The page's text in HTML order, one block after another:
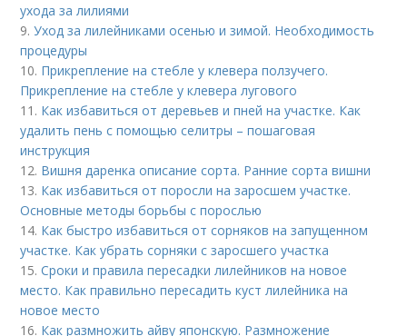
ухода за лилиями
9.Уход за лилейниками осенью и зимой. Необходимость
процедуры
10. Прикрепление на стебле у клевера ползучего.
Прикрепление на стебле у клевера лугового
11. Как избавиться от деревьев и пней на участке. Как
удалить пень с помощью селитры – пошаговая
инструкция
12. Вишня даренка описание сорта. Ранние сорта вишни
13. Как избавиться от поросли на заросшем участке.
Основные методы борьбы с порослью
14. Как быстро избавиться от сорняков на запущенном
участке. Как убрать сорняки с заросшего участка
15.Сроки и правила пересадки лилейников на новое
место. Как правильно пересадить куст лилейника на
новое место
16. Как размножить айву японскую. Размножение